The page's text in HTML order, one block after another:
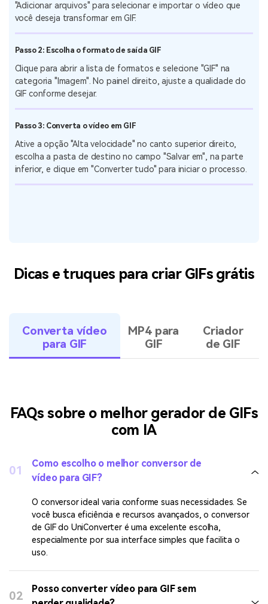
Passo 1: Importe o vídeo para conversão
Abra o Wondershare UniConverter no seu PC com Windows e
clique em "Conversor" na tela inicial. Em seguida, clique em
você deseja transformar em GIF.
Ative a opção "Alta velocidade" no canto superior direito,
Dicas e truques para criar GIFs grátis
Converta vídeo
para GIF
MP4 para
FAQs sobre o melhor gerador de GIFs
Como escolho o melhor conversor de